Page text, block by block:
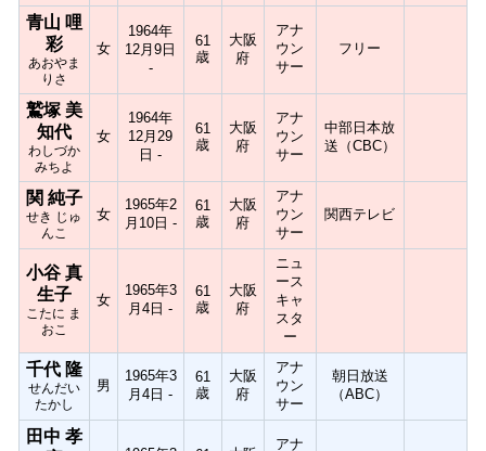
青山 哩
彩
あおやま
りさ
女
1964年
12月9日
-
61
歳
大阪
府
アナ
ウン
サー
フリー
鷲塚 美
知代
わしづか
みちよ
女
1964年
12月29
日 -
61
歳
大阪
府
アナ
ウン
サー
中部日本放
送（CBC）
関 純子
せき じゅ
んこ
女
1965年2
月10日 -
61
歳
大阪
府
アナ
ウン
サー
関西テレビ
小谷 真
生子
こたに ま
おこ
女
1965年3
月4日 -
61
歳
大阪
府
ニュ
ース
キャ
スタ
ー
千代 隆
せんだい
たかし
男
1965年3
月4日 -
61
歳
大阪
府
アナ
ウン
サー
朝日放送
（ABC）
田中 孝
アナ